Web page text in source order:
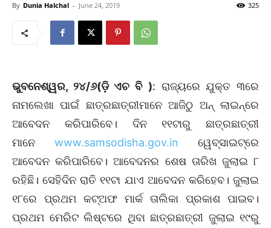
By Dunia Halchal - June 24, 2019 325
ଭୁବନେଶ୍ୱର, ୨୪/୬(ଡ଼ି ଏଚ ବି ): ରାଜ୍ୟରେ ଯୁକ୍ତ ୩ରେ
ନାମଲେଖା ପାଇଁ ଛାତ୍ରଛାତ୍ରୀମାନେ ଆଜିଠୁ ଅନ୍‌ ଲାଇନ୍‌ରେ
ଆବେଦନ କରିପାରିବେ। ଦିନ ୧୧ଟାରୁ ଛାତ୍ରଛାତ୍ରୀ
ମାନେ www.samsodisha.gov.in ୱେବ୍‌ସାଇଟ୍‌ରେ
ଆବେଦନ କରିପାରିବେ। ଆବେଦନର ଶେଷ ତାରିଖ ଜୁଲାଇ ୮
ରହିଛି। ସେହିଦିନ ରାତି ୧୧ଟା ଯାଏ ଆବେଦନ କରିହେବ। ଜୁଲାଇ
୧୮ରେ ପ୍ରଥମ କଟ୍‌ଅଫ ମାର୍କ ତାଲିକା ପ୍ରକାଶ ପାଇବ।
ପ୍ରଥମ ମେରିଟ ଲିଷ୍ଟରେ ଥିବା ଛାତ୍ରଛାତ୍ରୀ ଜୁଲାଇ ୧୯ରୁ